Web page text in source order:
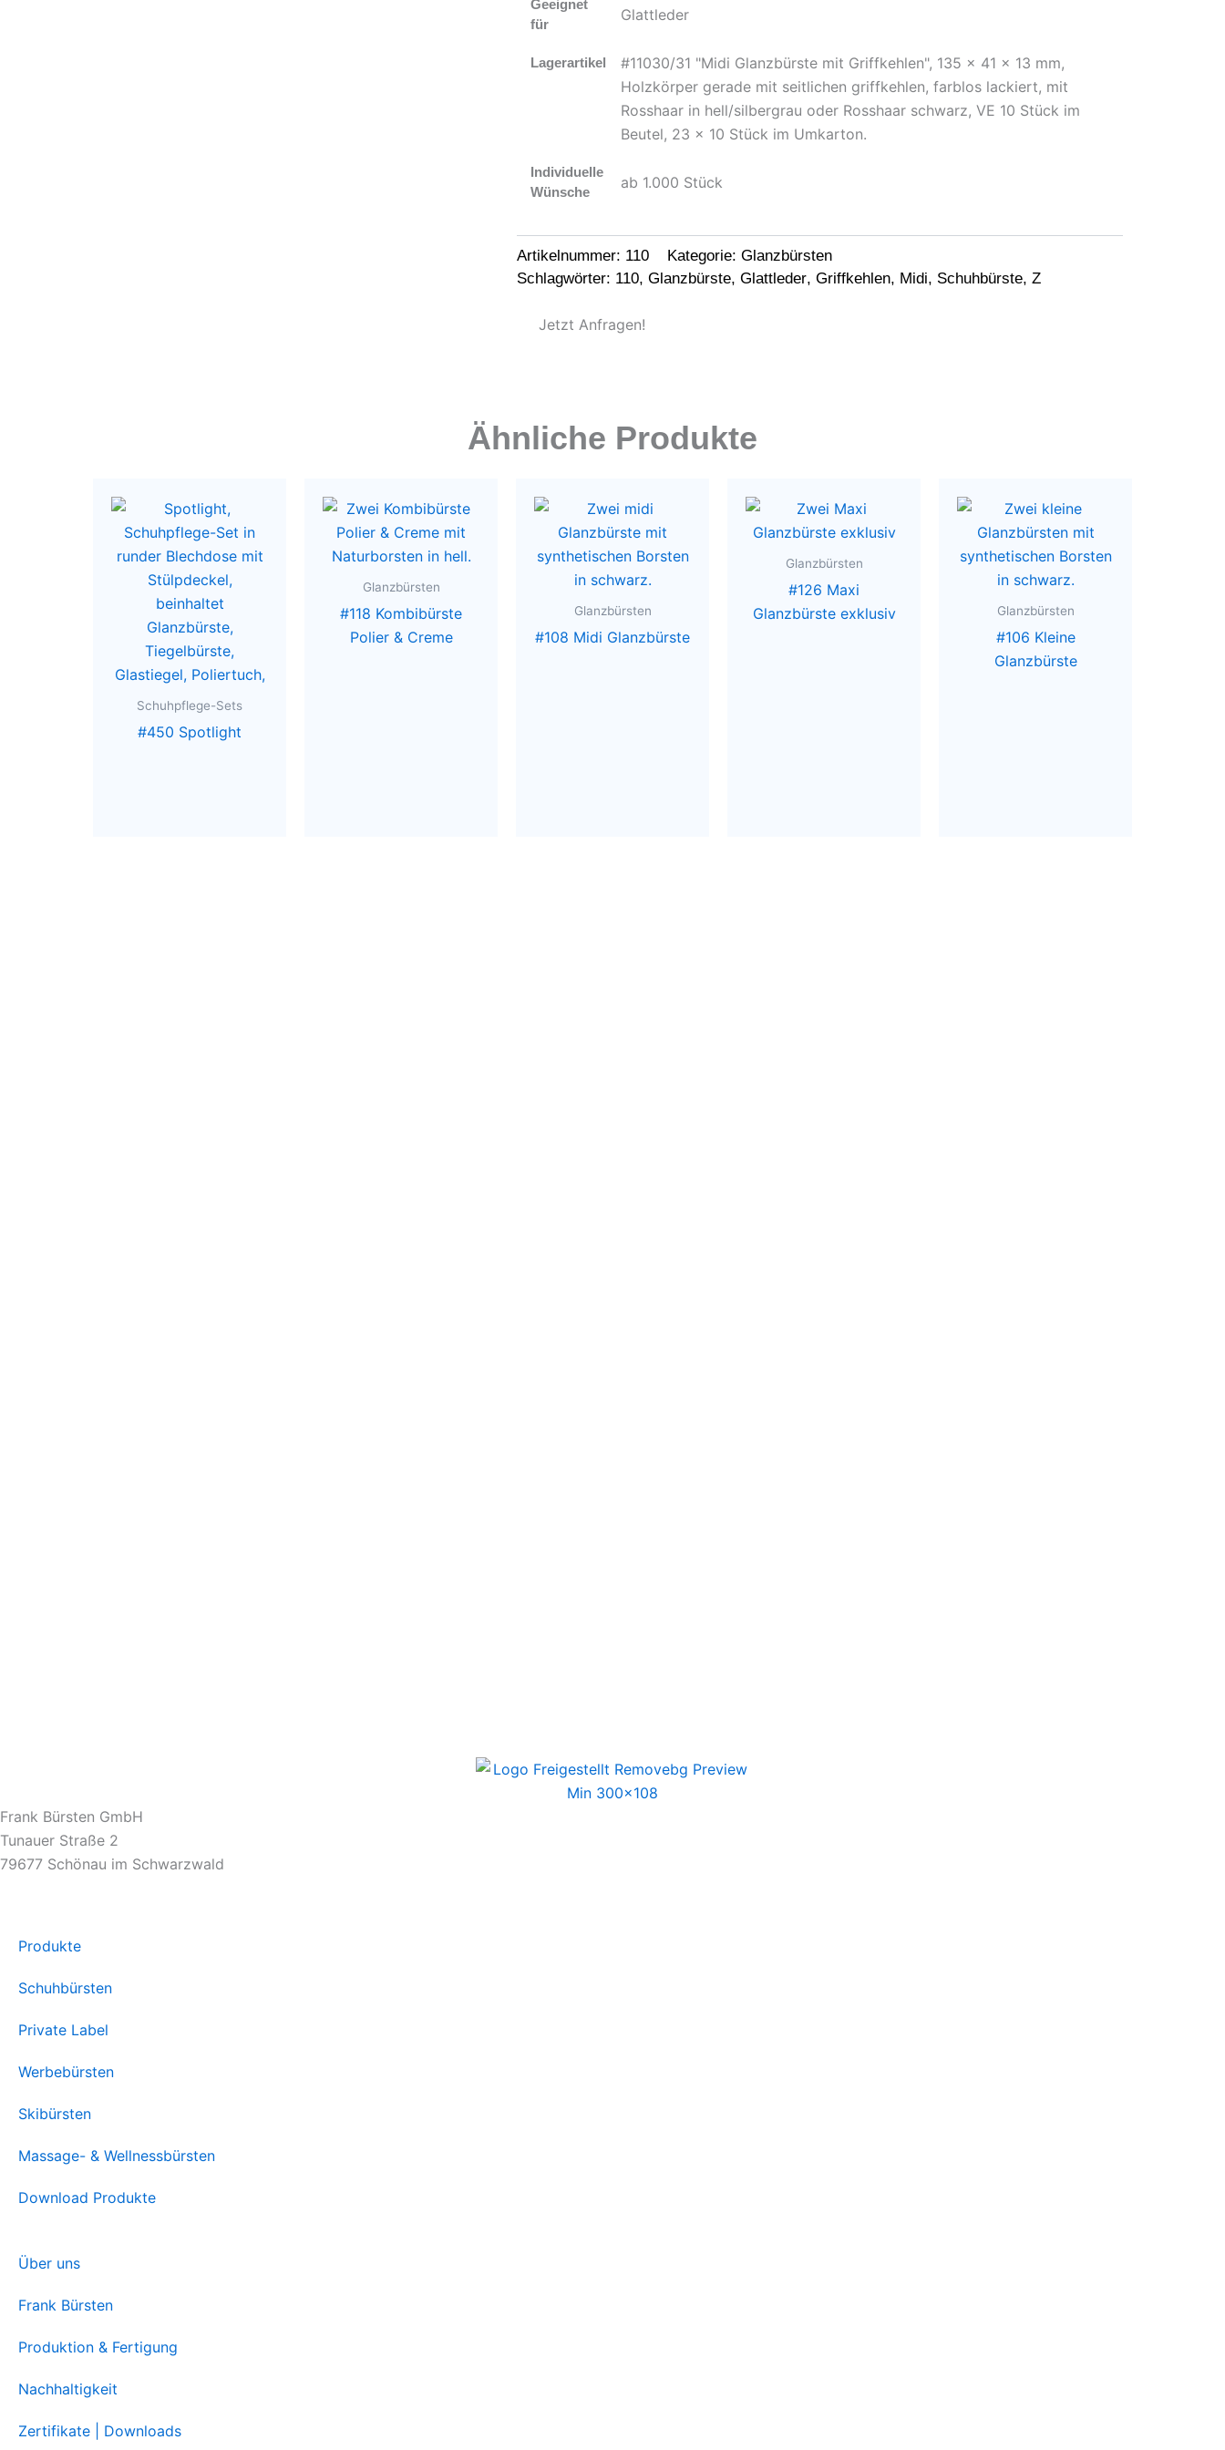
Geeignet
für
Glattleder
Lagerartikel
#11030/31 "Midi Glanzbürste mit Griffkehlen", 135 x 41 x 13 mm,
Holzkörper gerade mit seitlichen griffkehlen, farblos lackiert, mit
Rosshaar in hell/silbergrau oder Rosshaar schwarz, VE 10 Stück im
Beutel, 23 x 10 Stück im Umkarton.
Individuelle
Wünsche
ab 1.000 Stück
Artikelnummer: 110 Kategorie:Glanzbürsten
Schlagwörter: 110,Glanzbürste,Glattleder,Griffkehlen, Midi, Schuhbürste,Z
Jetzt Anfragen!
Ähnliche Produkte
Schuhpflege-Sets
#450 Spotlight
Glanzbürsten
#118 Kombibürste
Polier & Creme
Glanzbürsten
#108 Midi Glanzbürste
Glanzbürsten
#126 Maxi
Glanzbürste exklusiv
Glanzbürsten
#106 Kleine
Glanzbürste
Frank Bürsten GmbH
Tunauer Straße 2
79677 Schönau im Schwarzwald
Produkte
Schuhbürsten
Private Label
Werbebürsten
Skibürsten
Massage- & Wellnessbürsten
Download Produkte
Über uns
Frank Bürsten
Produktion & Fertigung
Nachhaltigkeit
Zertifikate | Downloads